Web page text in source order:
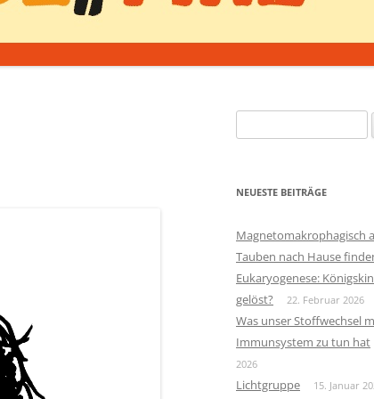
nach:
NEUESTE BEITRÄGE
Magnetomakrophagisch
Tauben nach Hause
Eukaryogenese:
gelöst?
22. Februar 2026
Was unser Stoffwechsel
Immunsystem zu tun hat
2026
Lichtgruppe 15. Januar